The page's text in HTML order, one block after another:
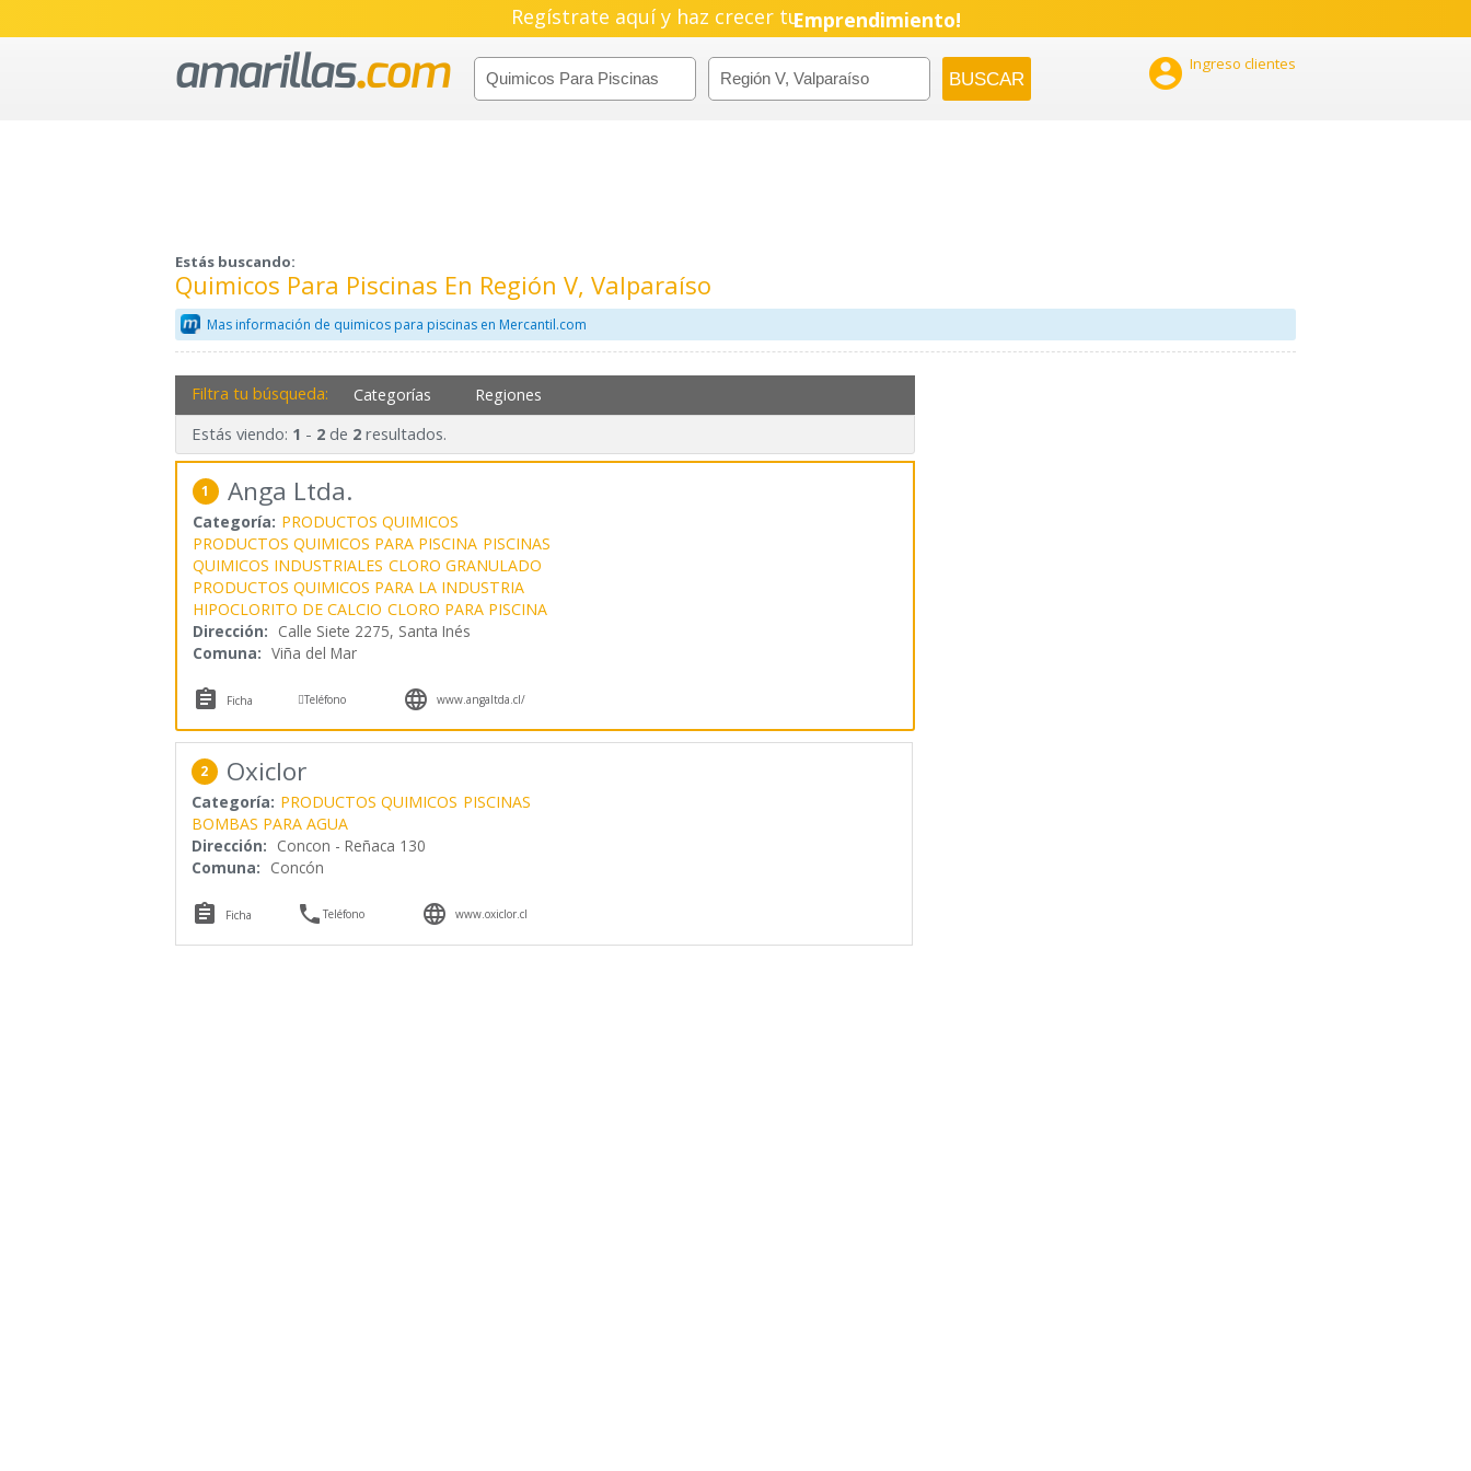
Regístrate aquí y haz crecer tuEmprendimiento!
 Ingreso clientes
Estás buscando:
Quimicos Para Piscinas En Región V, Valparaíso
Mas información de quimicos para piscinas en Mercantil.com
Filtra tu búsqueda: Categorías Regiones
Estás viendo: 1 - 2de 2resultados.
1 Anga Ltda.
Categoría: PRODUCTOS QUIMICOS
PRODUCTOS QUIMICOS PARA PISCINA PISCINAS
QUIMICOS INDUSTRIALES CLORO GRANULADO
PRODUCTOS QUIMICOS PARA LA INDUSTRIA
HIPOCLORITO DE CALCIO CLORO PARA PISCINA
Dirección: Calle Siete 2275, Santa Inés
Comuna: Viña del Mar
 Ficha Teléfono  www.angaltda.cl/
2 Oxiclor
Categoría: PRODUCTOS QUIMICOS PISCINAS
BOMBAS PARA AGUA
Dirección: Concon - Reñaca 130
Comuna: Concón
 Ficha Teléfono  www.oxiclor.cl